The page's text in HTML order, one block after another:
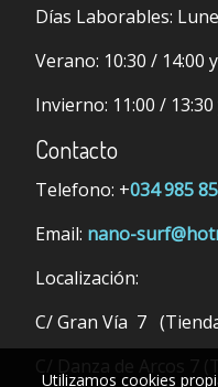
Días Laborables:
Verano: 10:30 / 14:00
Invierno: 11:00 /
Contacto
Telefono: +034 985
Email: nano-
Localización:
C/ Gran Vía 7
Utilizamos cookies